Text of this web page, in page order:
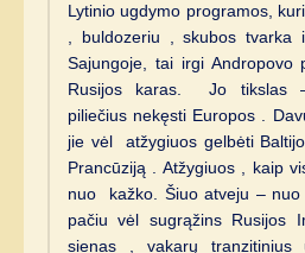
Lytinio ugdymo programos,
, buldozeriu , skubos tvarka
Sajungoje, tai irgi Andropovo
Rusijos karas. Jo tikslas
piliečius nekęsti Europos .
jie vėl atžygiuos gelbėti
Prancūziją . Atžygiuos , kaip
nuo kažko. Šiuo atveju – nuo
pačiu vėl sugrąžins Rusijos
sienas , vakarų